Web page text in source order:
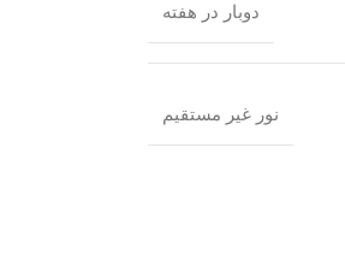
دوبار در هفته
نور غیر مستقیم